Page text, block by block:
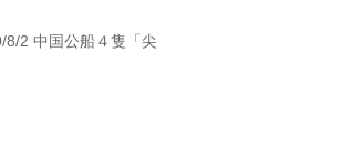
2 中国公船４隻「尖